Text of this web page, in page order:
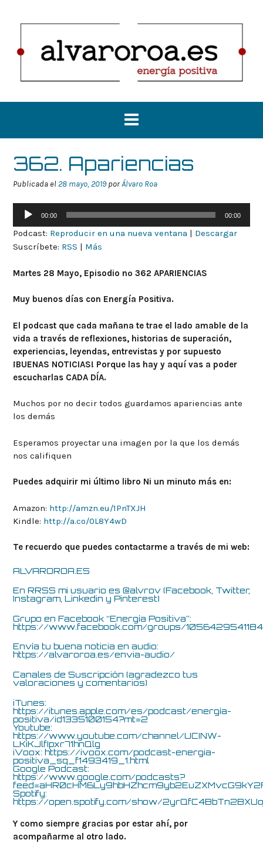
362. Apariencias
Publicada el28 mayo, 2019porÁlvaro Roa
Reproductor
audio
00:00 00:00
Podcast: Reproducir en una nueva ventana | Descargar
Suscríbete: RSS | Más
Martes 28 Mayo, Episodio nº 362 APARIENCIAS
Muy buenos días con Energía Positiva.
El podcast que cada mañana te trae el lado amable de la
vida a través de reflexiones, historias de superación,
experiencias, leyendas, entrevistas y por supuesto
¡BUENAS NOTICIAS! Porque las hay y aquí vas a poder
escucharlas CADA DÍA.
Muchos por no decir todos guardamos apariencias ante
los demás
Esperamos proyectar una imagen por la que los demás
nos califiquen
Puedes adquirir mi último libro Ni un minuto más en:
Amazon: http://amzn.eu/1PnTXJH
Kindle: http://a.co/0L8Y4wD
Te recuerdo que puedes contactarme a través de mi web:
ALVAROROA.ES
En RRSS mi usuario es @alvrov (Facebook, Twitter,
Instagram, Linkedin y Pinterest)
Grupo en Facebook “Energía Positiva”:
https://www.facebook.com/groups/
Envía tu buena noticia en audio:
https://alvaroroa.es/envia-audio/
Canales de Suscripción (agradezco tus
valoraciones y comentarios)
iTunes:
https://itunes.apple.com/es/podcast/energía-
positiva/id1335100154?mt=2
Youtube:
https://www.youtube.com/channel/UCINW-
LKiKJlfIpxr71hnQlg
iVoox: https://ivoox.com/podcast-energia-
positiva_sq_f1493419_1.html
Google Podcast:
https://www.google.com/podcasts?
Spotify:
https://open.spotify.com/show/
Y como siempre gracias por estar ahí, por
acompañarme al otro lado.